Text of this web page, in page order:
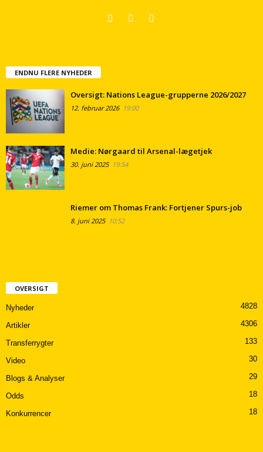
ENDNU FLERE NYHEDER
Oversigt: Nations League-grupperne 2026/2027
12. februar 202619:00
Medie: Nørgaard til Arsenal-lægetjek
30. juni 202519:54
Riemer om Thomas Frank: Fortjener Spurs-job
8. juni 202510:52
OVERSIGT
Nyheder 4828
Artikler 4306
Transferrygter 133
Video 30
Blogs & Analyser 29
Odds 18
Konkurrencer 18